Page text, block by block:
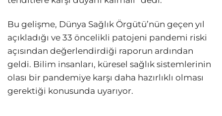
Bu gelişme, Dünya Sağlık Örgütü’nün geçen yıl
açıkladığı ve 33 öncelikli patojeni pandemi riski
açısından değerlendirdiği raporun ardından
geldi. Bilim insanları, küresel sağlık sistemlerinin
olası bir pandemiye karşı daha hazırlıklı olması
gerektiği konusunda uyarıyor.